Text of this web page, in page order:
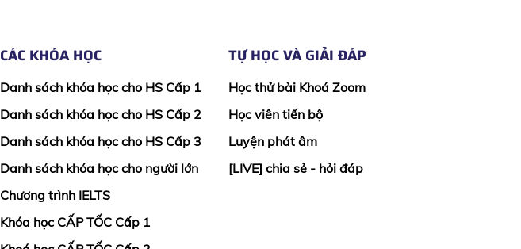
CÁC KHÓA HỌC
Danh sách khóa học cho HS Cấp 1
Danh sách khóa học cho HS Cấp 2
Danh sách khóa học cho HS Cấp 3
Danh sách khóa học cho người lớn
Chương trình IELTS
Khóa học CẤP TỐC Cấp 1
TỰ HỌC VÀ GIẢI ĐÁP
Học thử bài Khoá Zoom
Học viên tiến bộ
Luyện phát âm
[LIVE] chia sẻ - hỏi đáp